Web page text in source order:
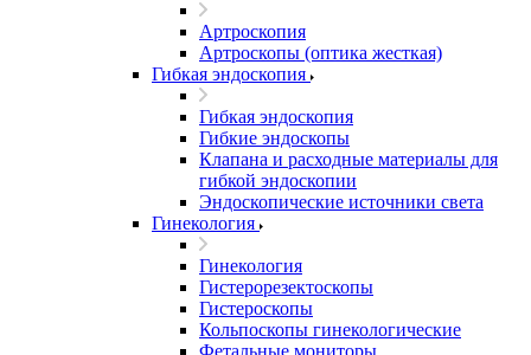
Артроскопия
Артроскопы (оптика жесткая)
Гибкая эндоскопия
Гибкая эндоскопия
Гибкие эндоскопы
Клапана и расходные материалы для
гибкой эндоскопии
Эндоскопические источники света
Гинекология
Гинекология
Гистерорезектоскопы
Гистероскопы
Кольпоскопы гинекологические
Фетальные мониторы